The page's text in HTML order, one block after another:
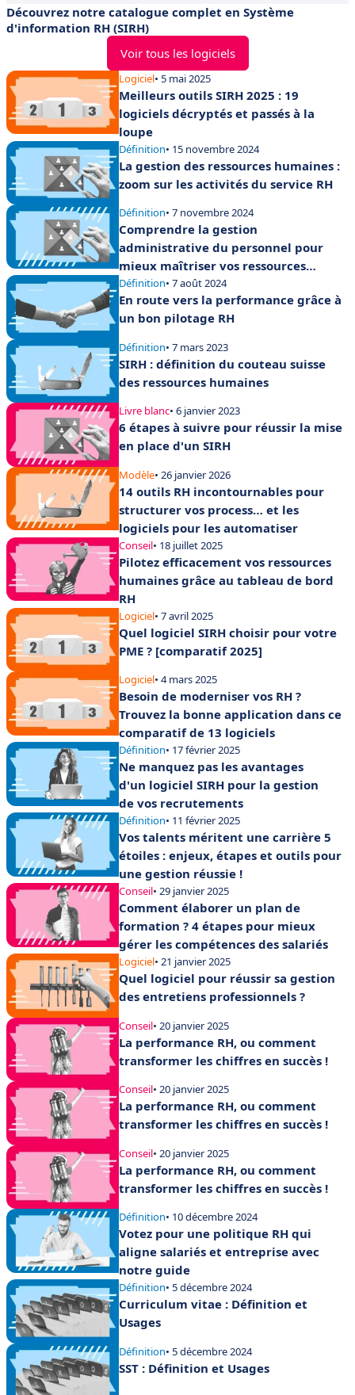
Découvrez notre catalogue complet en Système
d'information RH (SIRH)
Voir tous les logiciels
Logiciel• 5 mai 2025
Meilleurs outils SIRH 2025 : 19
logiciels décryptés et passés à la
loupe
Définition• 15 novembre 2024
La gestion des ressources humaines :
zoom sur les activités du service RH
Définition• 7 novembre 2024
Comprendre la gestion
administrative du personnel pour
mieux maîtriser vos ressources
humaines
Définition• 7 août 2024
En route vers la performance grâce à
un bon pilotage RH
Définition• 7 mars 2023
SIRH : définition du couteau suisse
des ressources humaines
Livre blanc• 6 janvier 2023
6 étapes à suivre pour réussir la mise
en place d'un SIRH
Modèle• 26 janvier 2026
14 outils RH incontournables pour
structurer vos process… et les
logiciels pour les automatiser
Conseil• 18 juillet 2025
Pilotez efficacement vos ressources
humaines grâce au tableau de bord
RH
Logiciel• 7 avril 2025
Quel logiciel SIRH choisir pour votre
PME ? [comparatif 2025]
Logiciel• 4 mars 2025
Besoin de moderniser vos RH ?
Trouvez la bonne application dans ce
comparatif de 13 logiciels
Définition• 17 février 2025
Ne manquez pas les avantages
d'un logiciel SIRH pour la gestion
de vos recrutements
Définition• 11 février 2025
Vos talents méritent une carrière 5
étoiles : enjeux, étapes et outils pour
une gestion réussie !
Conseil• 29 janvier 2025
Comment élaborer un plan de
formation ? 4 étapes pour mieux
gérer les compétences des salariés
Logiciel• 21 janvier 2025
Quel logiciel pour réussir sa gestion
des entretiens professionnels ?
Conseil• 20 janvier 2025
La performance RH, ou comment
transformer les chiffres en succès !
Conseil• 20 janvier 2025
La performance RH, ou comment
transformer les chiffres en succès !
Conseil• 20 janvier 2025
La performance RH, ou comment
transformer les chiffres en succès !
Définition• 10 décembre 2024
Votez pour une politique RH qui
aligne salariés et entreprise avec
notre guide
Définition• 5 décembre 2024
Curriculum vitae : Définition et
Usages
Définition• 5 décembre 2024
SST : Définition et Usages